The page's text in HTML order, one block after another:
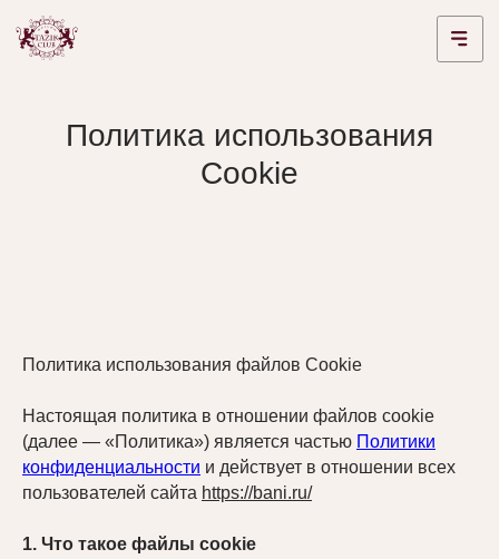
Политика использования
Cookie
Политика использования файлов Cookie
Настоящая политика в отношении файлов cookie
(далее — «Политика») является частью Политики
конфиденциальности и действует в отношении всех
пользователей сайта https://bani.ru/
1. Что такое файлы cookie